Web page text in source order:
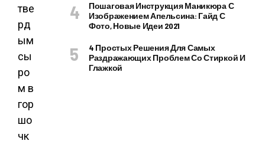
Пошаговая Инструкция Маникюра С
Изображением Апельсина: Гайд С
Фото, Новые Идеи 2021
4 Простых Решения Для Самых
Раздражающих Проблем Со Стиркой И
Глажкой